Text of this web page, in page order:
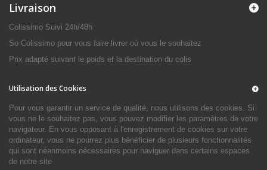
Livraison
Colissimo Suivi 24h/48h
So Colissimo pour vous faire livrer où vous le souhaitez
Prix adapté suivant le poids et la destination du colis
Utilisation des Cookies
Pour vous garantir un service de qualité, nous utilisons des cookies. Si
vous ne le souhaitez pas, vous pouvez modifier les paramètres de votre
navigateur. En vous opposant à l'enregistrement de cookies sur votre
ordinateur, vous ne pourrez plus bénéficier de plusieurs fonctionnalités
qui sont néanmoins nécessaires pour naviguer dans certains espaces
de notre site